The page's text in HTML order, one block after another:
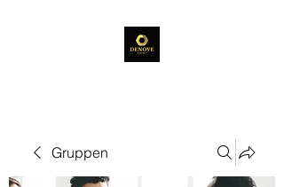
Gruppen